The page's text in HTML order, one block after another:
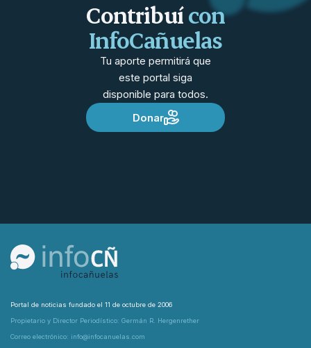
Contribuícon
InfoCañuelas
Tu aporte permitirá que
este portal siga
disponible para todos.
Donar
Portal de noticias fundado el 11 de octubre de 2006
Propietario y Director Periodístico: Germán R. Hergenrether
Correo electrónico: info@infocanuelas.com